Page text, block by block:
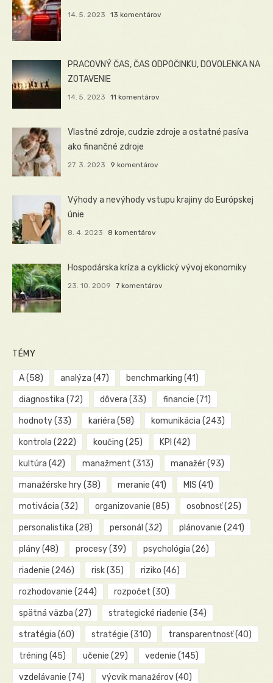
14. 5. 2023 13 komentárov
PRACOVNÝ ČAS, ČAS ODPOČINKU, DOVOLENKA NA
ZOTAVENIE
14. 5. 2023 11 komentárov
Vlastné zdroje, cudzie zdroje a ostatné pasíva
ako finančné zdroje
27. 3. 2023 9 komentárov
Výhody a nevýhody vstupu krajiny do Európskej
únie
8. 4. 2023 8 komentárov
Hospodárska kríza a cyklický vývoj ekonomiky
23. 10. 2009 7 komentárov
TÉMY
A(58) analýza (47) benchmarking (41)
diagnostika (72) dôvera (33) financie (71)
hodnoty(33) kariéra (58) komunikácia (243)
kontrola (222) koučing (25) KPI (42)
kultúra (42) manažment (313) manažér(93)
manažérske hry(38) meranie (41) MIS (41)
motivácia (32) organizovanie (85) osobnosť(25)
personalistika (28) personál (32) plánovanie (241)
plány(48) procesy(39) psychológia (26)
riadenie (246) risk(35) riziko (46)
rozhodovanie (244) rozpočet (30)
spätná väzba (27) strategické riadenie (34)
stratégia (60) stratégie (310) transparentnosť(40)
tréning (45) učenie (29) vedenie (145)
vzdelávanie (74) výcvik manažérov(40)